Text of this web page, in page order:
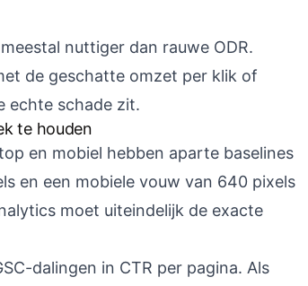
nuttiger dan rauwe ODR.
de geschatte omzet per klik of
echte schade zit.
te houden
en mobiel hebben aparte baselines
en een mobiele vouw van 640 pixels
moet uiteindelijk de exacte
dalingen in CTR per pagina. Als